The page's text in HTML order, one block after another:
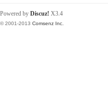
Powered by Discuz! X3.4
© 2001-2013 Comsenz Inc.